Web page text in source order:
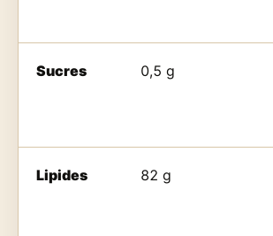
Sucres 0,5 g
Lipides 82 g